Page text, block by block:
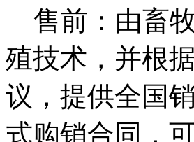
售前：由畜
殖技术，并根
议，提供全国
式购销合同，